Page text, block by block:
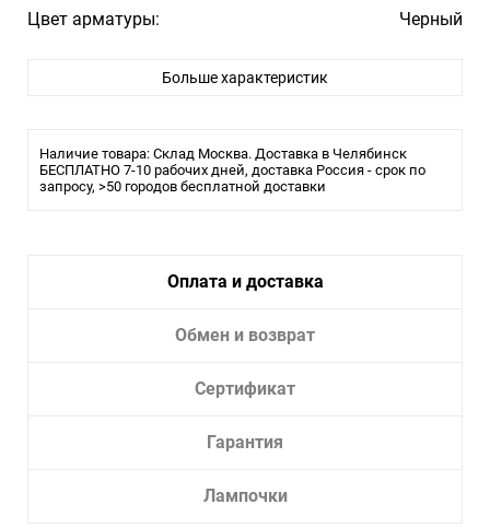
Цвет арматуры:
Черный
Материал плафона/абажура:
Помещение: Большой зал, Гостиная, Кухня, Спальня
Лампочки в комплекте:
Больше характеристик
Наличие товара: Склад Москва. Доставка в Челябинск
БЕСПЛАТНО 7-10 рабочих дней, доставка Россия - срок по
запросу, >50 городов бесплатной доставки
Оплата и доставка
Обмен и возврат
Сертификат
Гарантия
Лампочки